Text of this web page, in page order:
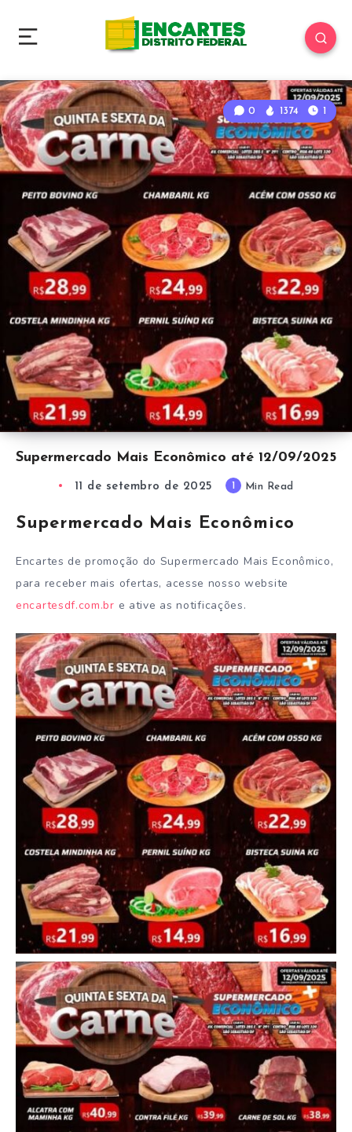
0 1374 1
Supermercado Mais Econômico até 12/09/2025
11 de setembro de 2025 Min Read
Supermercado Mais Econômico
Encartes de promoção do Supermercado Mais Econômico,
para receber mais ofertas, acesse nosso website
encartesdf.com.br e ative as notificações.